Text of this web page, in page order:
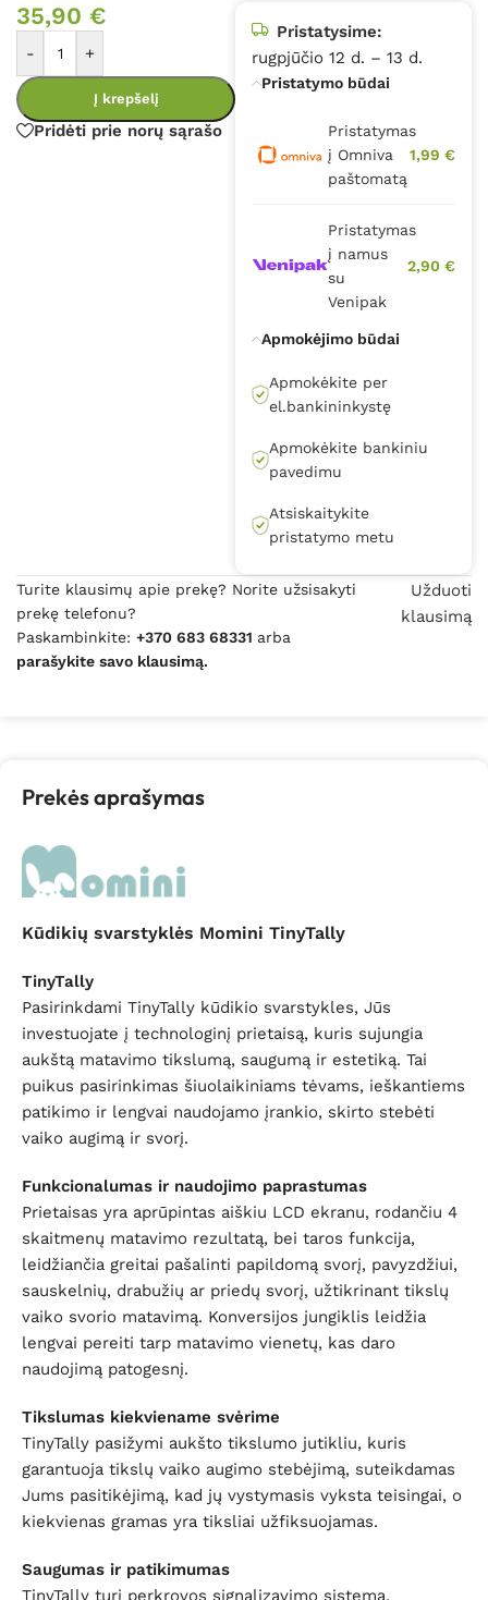
35,90 €
- +
Į krepšelį
Pridėti prie norų sąrašo
Pristatysime:
rugpjūčio 12 d. – 13 d.
Pristatymo būdai
Pristatymas
į Omniva
paštomatą
1,99 €
Pristatymas
į namus
su
Venipak
2,90 €
Apmokėjimo būdai
Apmokėkite per
el.bankininkystę
Apmokėkite bankiniu
pavedimu
Atsiskaitykite
pristatymo metu
Turite klausimų apie prekę? Norite užsisakyti
prekę telefonu?
Paskambinkite: +370 683 68331 arba
parašykite savo klausimą.
Užduoti
klausimą
Prekės aprašymas
Kūdikių svarstyklės Momini TinyTally
TinyTally
Pasirinkdami TinyTally kūdikio svarstykles, Jūs
investuojate į technologinį prietaisą, kuris sujungia
aukštą matavimo tikslumą, saugumą ir estetiką. Tai
puikus pasirinkimas šiuolaikiniams tėvams, ieškantiems
patikimo ir lengvai naudojamo įrankio, skirto stebėti
vaiko augimą ir svorį.
Funkcionalumas ir naudojimo paprastumas
Prietaisas yra aprūpintas aiškiu LCD ekranu, rodančiu 4
skaitmenų matavimo rezultatą, bei taros funkcija,
leidžiančia greitai pašalinti papildomą svorį, pavyzdžiui,
sauskelnių, drabužių ar priedų svorį, užtikrinant tikslų
vaiko svorio matavimą. Konversijos jungiklis leidžia
lengvai pereiti tarp matavimo vienetų, kas daro
naudojimą patogesnį.
Tikslumas kiekviename svėrime
TinyTally pasižymi aukšto tikslumo jutikliu, kuris
garantuoja tikslų vaiko augimo stebėjimą, suteikdamas
Jums pasitikėjimą, kad jų vystymasis vyksta teisingai, o
kiekvienas gramas yra tiksliai užfiksuojamas.
Saugumas ir patikimumas
TinyTally turi perkrovos signalizavimo sistemą,